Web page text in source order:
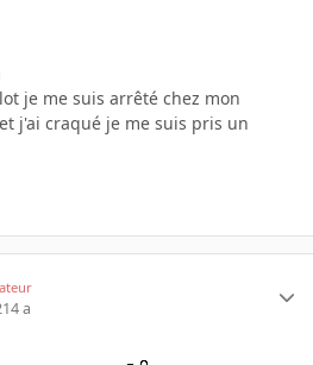
je me suis arrêté chez mon
j'ai craqué je me suis pris un
14 a